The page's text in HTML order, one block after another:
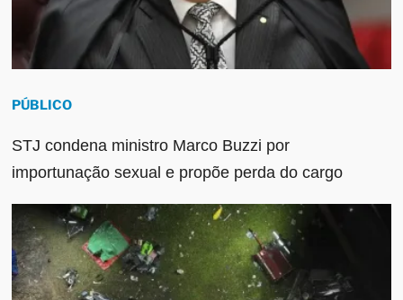
PÚBLICO
STJ condena ministro Marco Buzzi por
importunação sexual e propõe perda do cargo